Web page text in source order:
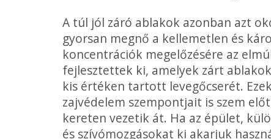
A túl jól záró ablakok azonban azt
gyorsan megnő a kellemetlen és
kon­centrációk megelőzésére az
fejlesztettek ki, amelyek zárt
kis értéken tartott levegőcserét.
zajvédelem szempontjait is szem
kereten vezetik át. Ha az épület,
és szívómozgásokat ki akarjuk